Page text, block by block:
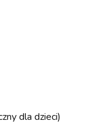
dla dzieci)